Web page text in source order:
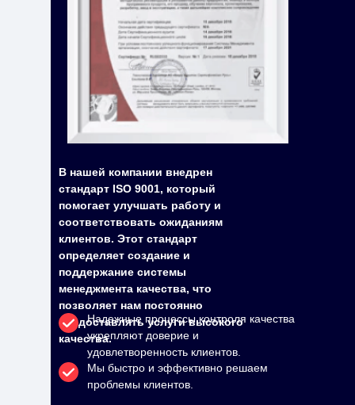
В нашей компании внедрен
стандарт ISO 9001, который
помогает улучшать работу и
соответствовать ожиданиям
клиентов. Этот стандарт
определяет создание и
поддержание системы
менеджмента качества, что
позволяет нам постоянно
предоставлять услуги высокого
качества.
Надежные процессы контроля качества
укрепляют доверие и
удовлетворенность клиентов.
Мы быстро и эффективно решаем
проблемы клиентов.